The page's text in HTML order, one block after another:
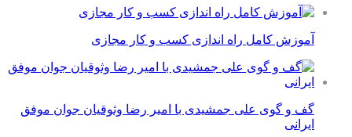
آموزش کامل راه اندازی کسب و کار مجازی
گف و گوی علی جمشیدی با امیر رضا وثوقیان جوان موفق
ایرانی